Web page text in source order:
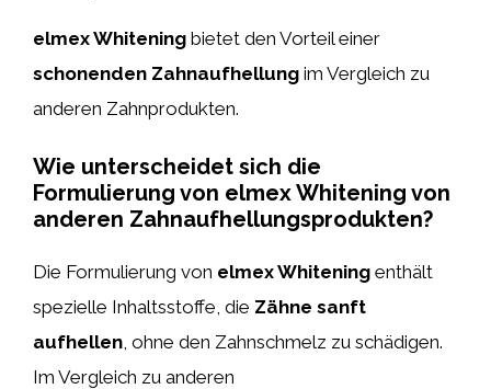
elmex Whitening bietet den Vorteil einer
schonenden Zahnaufhellung im Vergleich zu
anderen Zahnprodukten.
Wie unterscheidet sich die
Formulierung von elmex Whitening von
anderen Zahnaufhellungsprodukten?
Die Formulierung von elmex Whitening enthält
spezielle Inhaltsstoffe, die Zähne sanft
aufhellen, ohne den Zahnschmelz zu schädigen.
Im Vergleich zu anderen